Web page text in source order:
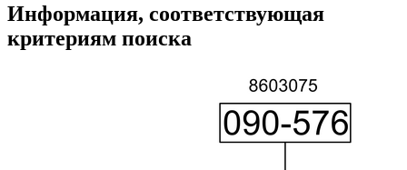
Информация, соответствующая
критериям поиска